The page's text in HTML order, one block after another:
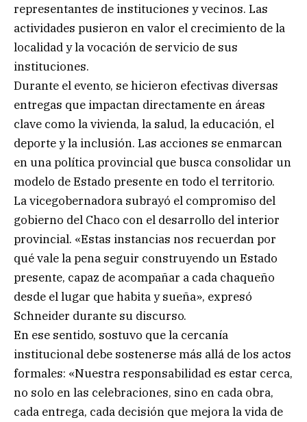
representantes de instituciones y vecinos. Las
actividades pusieron en valor el crecimiento de la
localidad y la vocación de servicio de sus
instituciones.
Durante el evento, se hicieron efectivas diversas
entregas que impactan directamente en áreas
clave como la vivienda, la salud, la educación, el
deporte y la inclusión. Las acciones se enmarcan
en una política provincial que busca consolidar un
modelo de Estado presente en todo el territorio.
La vicegobernadora subrayó el compromiso del
gobierno del Chaco con el desarrollo del interior
provincial. «Estas instancias nos recuerdan por
qué vale la pena seguir construyendo un Estado
presente, capaz de acompañar a cada chaqueño
desde el lugar que habita y sueña», expresó
Schneider durante su discurso.
En ese sentido, sostuvo que la cercanía
institucional debe sostenerse más allá de los actos
formales: «Nuestra responsabilidad es estar cerca,
no solo en las celebraciones, sino en cada obra,
cada entrega, cada decisión que mejora la vida de